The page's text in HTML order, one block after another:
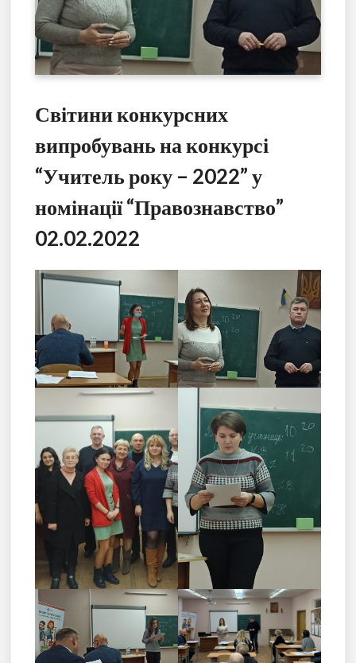
Світини конкурсних
випробувань на конкурсі
“Учитель року – 2022” у
номінації “Правознавство”
02.02.2022